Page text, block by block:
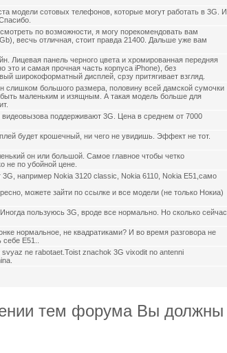
модели сотовых телефонов, которые могут работать в 3G. И
по возможности, я могу порекомендовать вам
весчь отличная, стоит правда 21400. Дальше уже вам
Лицевая панель черного цвета и хромированная передняя
это и самая прочная часть корпуса iPhone), без
широкоформатный дисплей, срзу притягивает взгляд.
слишком большого размера, половину всей дамской сумочки
маленьким и изящным. А такая модель больше для
поддерживают 3G. Цена в среднем от 7000
будет крошечный, ни чего не увидишь. Эффект не тот.
он или большой. Самое главное чтобы четко
не по убойной цене.
например Nokia 3120 classic, Nokia 6110, Nokia E51,само
можете зайти по ссылке и все модели (не только Нокиа)
пользуюсь 3G, вроде все нормально. Но сколько сейчас
нормальное, не квадратиками? И во время разговора не
E51..
ne rabotaet.Toist znachok 3G vixodit no antenni
тем форума Вы должны